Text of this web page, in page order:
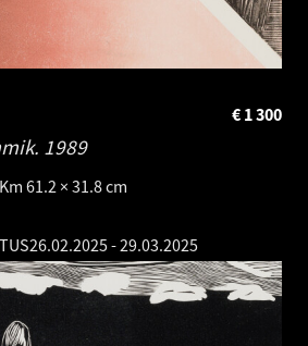
1989
61.2 × 31.8 cm
1 300
€
26.02.2025-29.03.2025